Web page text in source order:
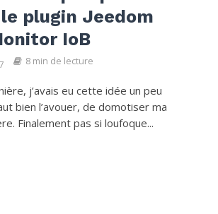
plugin Jeedom
IoB
8 min de lecture
j’avais eu cette idée un peu
bien l’avouer, de domotiser ma
Finalement pas si loufoque...